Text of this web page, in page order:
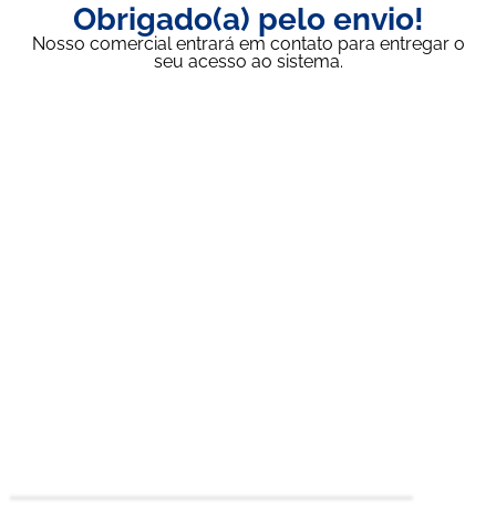
Obrigado(a) pelo envio!
Nosso comercial entrará em contato para entregar o
seu acesso ao sistema.